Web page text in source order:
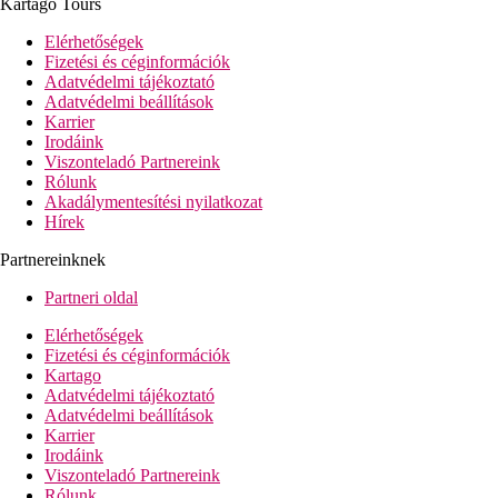
60 m²-es, tágasabb, közvetlen tengerre néző kilátással.
Lakosztály, közvetlen tengerre néző kilátással:
tágasabb, közvetlen tengerre néző kilátással.
Étkezés
Mindent tartalmaz
Reggeli, ebéd és vacsora büférendszerben (a szálloda által
kijelölt helyeken és időpontokban).
Válogatott helyben termelt alkoholos és alkoholmentes
Könnyű harapnivaló a nap folyamán.
Sport ajánlat
Ingyenesen használható
(világítás felár ellenében), strandröplabda, vízi aerobik,
asztalitenisz, biliárd, darts.
Térítés ellenében: búvárkodás, vízisportok a strandon.
Strand
Hosszú, fehér homokos strand közvetlenül a szálloda mellett.
Ingyenes napozóágyak (a napozóágyak egy pálmaligetben
találhatók). Korallzátony közelében, mólón keresztül
Kartago Tours
Elérhetőségek
Fizetési és céginformációk
Adatvédelmi tájékoztató
Adatvédelmi beállítások
Karrier
Irodáink
Viszonteladó Partnereink
Rólunk
Akadálymentesítési nyilatkozat
Hírek
Partnereinknek
Partneri oldal
Elérhetőségek
Fizetési és céginformációk
Kartago
Adatvédelmi tájékoztató
Adatvédelmi beállítások
Karrier
Irodáink
Viszonteladó Partnereink